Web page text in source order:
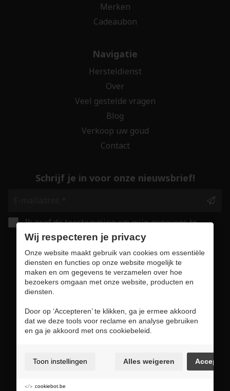
Merken
Cadeaubon
Navigatie
Hersteldienst
Over
Veel gestelde vragen
Blog
Verkoop uw goud
Contact
Schrijf je in voor onze nieuwsbrief!
Ik geef de toestemming om mijn gegevens te
bewaren en verwerken zoals aangegeven in
onze
privacy statement. *
Veilig online winkelen
Gebruiksvoorwaarden & privacybeleid
Sitemap
Wij respecteren je privacy
Onze website maakt gebruik van cookies om essentiële
diensten en functies op onze website mogelijk te
maken en om gegevens te verzamelen over hoe
bezoekers omgaan met onze website, producten en
diensten.
Door op ‘Accepteren’ te klikken, ga je ermee akkoord
dat we deze tools voor reclame en analyse gebruiken
en ga je akkoord met ons cookiebeleid.
Toon instellingen Alles weigeren
cookiebot.be